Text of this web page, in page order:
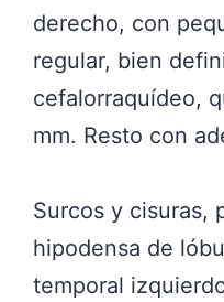
derecho, con
regular, bien
cefalorraquídeo,
mm. Resto con
Surcos y cisuras,
hipodensa de
temporal